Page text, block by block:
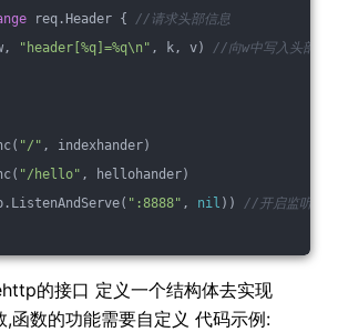
req.Header { //请求头部信息
"header[%q]=%q\n" , k, v) //向w中写入头部信
"/" , indexhander)
"/hello" , hellohander)
":8888" , nil )) //开启监听端
的接口 定义一个结构体去实现
函数的功能需要自定义 代码示例: